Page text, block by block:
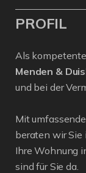
PROFIL
Als
Menden &
und bei der
Mit
beraten wir Sie
Ihre Wohnung
sind für Sie da.